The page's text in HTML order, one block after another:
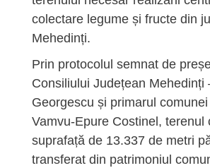
colectare legume și fructe din
Mehedinți.
Prin protocolul semnat de
Consiliului Județean Mehedinți
Georgescu și primarul
Vamvu-Epure Costinel, terenul
suprafață de 13.337 de metri
transferat din patrimoniul